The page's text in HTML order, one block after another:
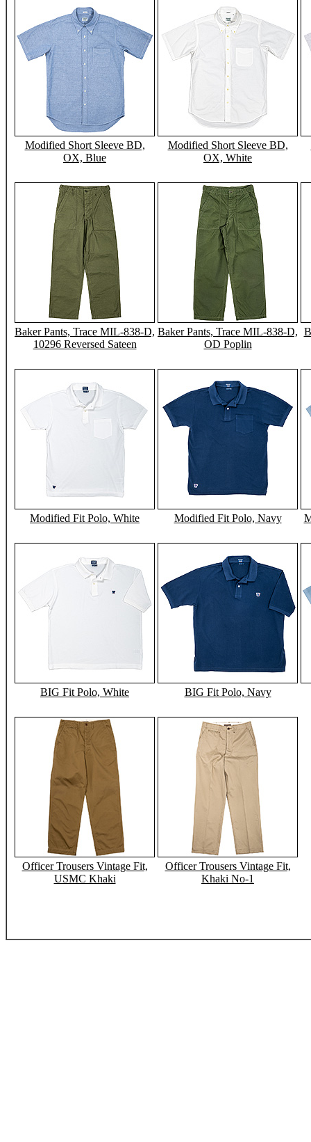
Modified Short Sleeve BD,
OX, Blue
Modified Short Sleeve BD,
OX, White
Baker Pants, Trace MIL-838-D,
10296 Reversed Sateen
Baker Pants, Trace MIL-838-D,
OD Poplin
Modified Fit Polo, White Modified Fit Polo, Navy
BIG Fit Polo, White BIG Fit Polo, Navy
Officer Trousers Vintage Fit,
USMC Khaki
Officer Trousers Vintage Fit,
Khaki No-1